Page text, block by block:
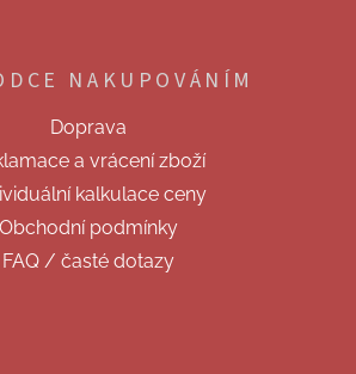
NAKUPOVÁNÍM
Doprava
a vrácení zboží
kalkulace ceny
Obchodní podmínky
FAQ / časté dotazy